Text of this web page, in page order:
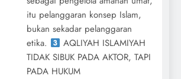
itu pelanggaran konsep Islam,
bukan sekadar pelanggaran
etika.
AQLIYAH ISLAMIYAH
TIDAK SIBUK PADA AKTOR, TAPI
PADA HUKUM